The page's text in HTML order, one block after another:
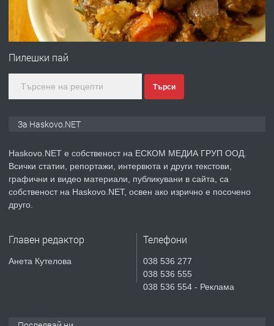
преди 3 дни
ПРЕДЛАГА СГЛОБЯВАНЕ НА МЕБЕЛИ.
преди 3 дни
ПРЕДЛАГА
Къртене на бетон! Събаряне на
Апартамент за продажба
Пилешки пай
Търси
За Haskovo.NET
Haskovo.NET е собственост на ЕСКОМ МЕДИА ГРУП ООД.
Всички статии, репортажи, интервюта и други текстови,
графични и видео материали, публикувани в сайта, са
собственост на Haskovo.NET, освен ако изрично е посочено
друго.
Главен редактор
Анета Кутелова
Телефони
038 536 277
038 536 555
038 536 554 - Реклама